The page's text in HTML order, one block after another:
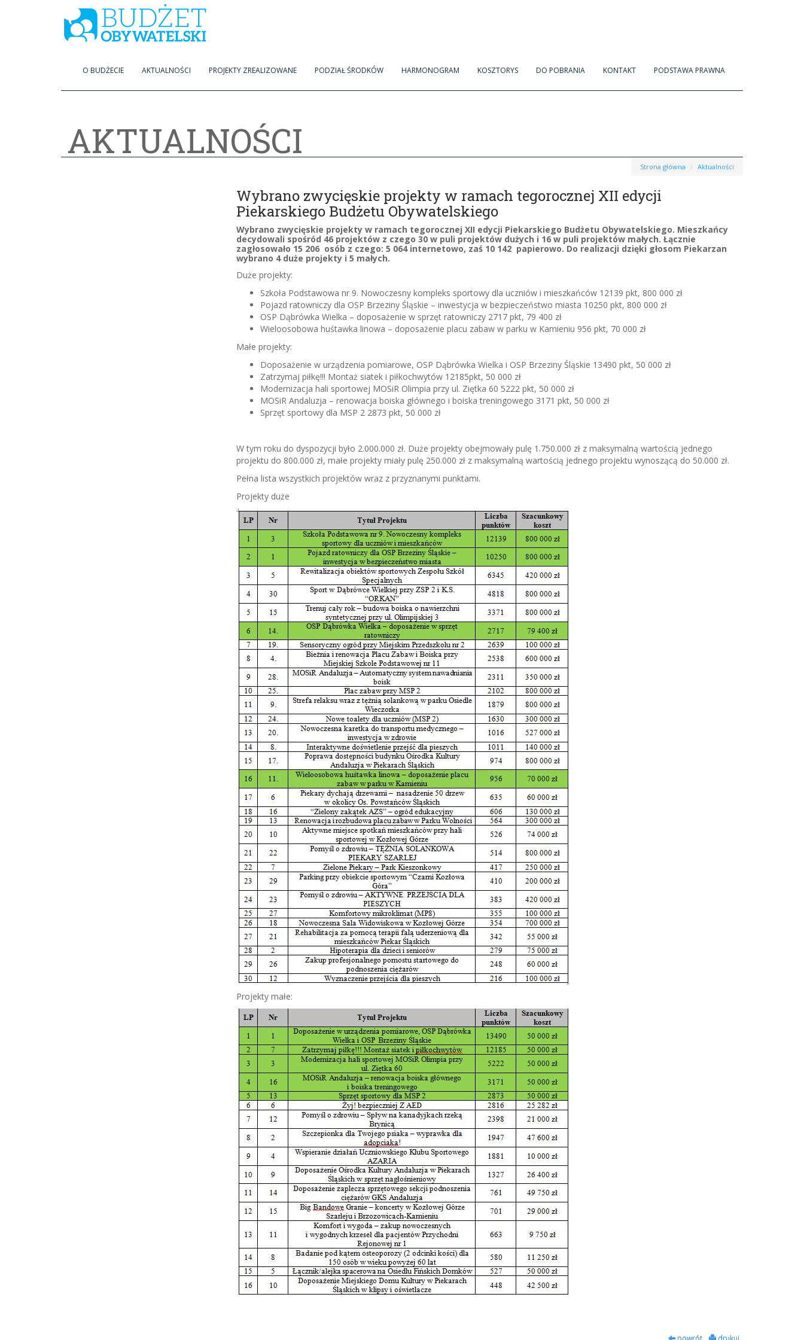
O BUDŻECIE AKTUALNOŚCI PROJEKTY ZREALIZOWANE PODZIAŁ ŚRODKÓW HARMONOGRAM KOSZTORYS DO POBRANIA KONTAKT PODSTAWA PRAWNA
AKTUALNOŚCI
Strona główna Aktualności
Wybrano zwycięskie projekty w ramach tegorocznej XII edycji
Piekarskiego Budżetu Obywatelskiego
Wybrano zwycięskie projekty w ramach tegorocznej XII edycji Piekarskiego Budżetu Obywatelskiego. Mieszkańcy
decydowali spośród 46 projektów z czego 30 w puli projektów dużych i 16 w puli projektów małych. Łącznie
zagłosowało 15 206 osób z czego: 5 064 internetowo, zaś 10 142 papierowo. Do realizacji dzięki głosom Piekarzan
wybrano 4 duże projekty i 5 małych.
Duże projekty:
Szkoła Podstawowa nr 9. Nowoczesny kompleks sportowy dla uczniów i mieszkańców 12139 pkt, 800 000 zł
Pojazd ratowniczy dla OSP Brzeziny Śląskie – inwestycja w bezpieczeństwo miasta 10250 pkt, 800 000 zł
OSP Dąbrówka Wielka – doposażenie w sprzęt ratowniczy 2717 pkt, 79 400 zł
Wieloosobowa huśtawka linowa – doposażenie placu zabaw w parku w Kamieniu 956 pkt, 70 000 zł
Małe projekty:
Doposażenie w urządzenia pomiarowe, OSP Dąbrówka Wielka i OSP Brzeziny Śląskie 13490 pkt, 50 000 zł
Zatrzymaj piłkę!!! Montaż siatek i piłkochwytów 12185pkt, 50 000 zł
Modernizacja hali sportowej MOSiR Olimpia przy ul. Ziętka 60 5222 pkt, 50 000 zł
MOSiR Andaluzja – renowacja boiska głównego i boiska treningowego 3171 pkt, 50 000 zł
Sprzęt sportowy dla MSP 2 2873 pkt, 50 000 zł
W tym roku do dyspozycji było 2.000.000 zł. Duże projekty obejmowały pulę 1.750.000 zł z maksymalną wartością jednego
projektu do 800.000 zł, małe projekty miały pulę 250.000 zł z maksymalną wartością jednego projektu wynoszącą do 50.000 zł.
Pełna lista wszystkich projektów wraz z przyznanymi punktami.
Projekty duże
Projekty małe: